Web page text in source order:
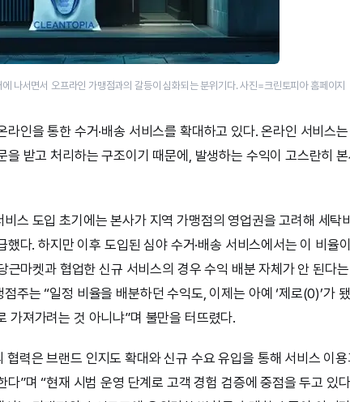
나서면서 오프라인 가맹점과의 갈등이 심화되는 분위기다. 사진=크린토피아 홈페이지
인을 통한 수거·배송 서비스를 확대하고 있다. 온라인 서비스
을 받고 처리하는 구조이기 때문에, 발생하는 수익이 고스란히
스 도입 초기에는 본사가 지역 가맹점의 영업권을 고려해 세탁
다. 하지만 이후 도입된 심야 수거·배송 서비스에서는 이 비율이
마켓과 협업한 신규 서비스의 경우 수익 배분 자체가 안 된다는
주는 “일정 비율을 배분하던 수익도, 이제는 아예 ‘제로(0)’가
가져가려는 것 아니냐”며 불만을 터뜨렸다.
협력은 브랜드 인지도 확대와 신규 수요 유입을 통해 서비스 이
다”며 “현재 시범 운영 단계로 고객 경험 검증에 중점을 두고 있